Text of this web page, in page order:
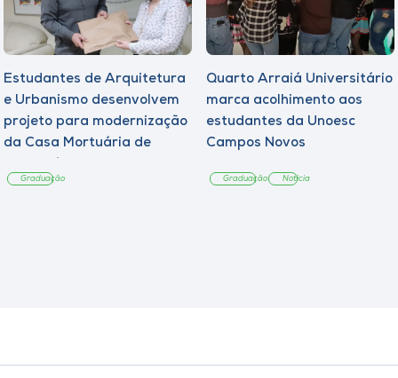
Estudantes de Arquitetura
e Urbanismo desenvolvem
projeto para modernização
da Casa Mortuária de
Graduação
Quarto Arraiá Universitário
marca acolhimento aos
estudantes da Unoesc
Campos Novos
Graduação Notícia